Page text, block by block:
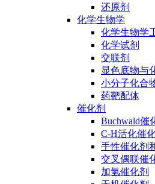
还原剂
化学生物学
化学生物学
化学试剂
交联剂
显色底物与
小分子化合
药靶配体
催化剂
Buchwald催
C-H活化催
手性催化剂
交叉偶联催
加氢催化剂